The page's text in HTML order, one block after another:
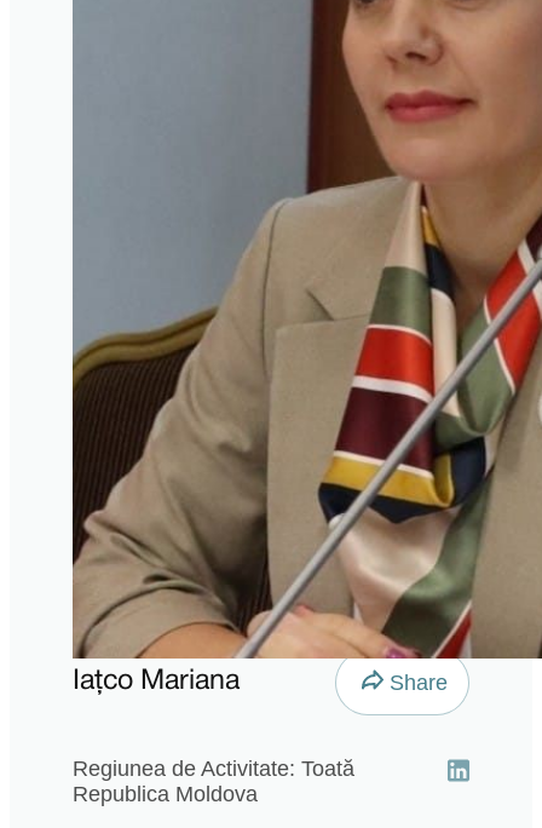
Iațco Mariana Share
Regiunea de Activitate: Toată
Republica Moldova